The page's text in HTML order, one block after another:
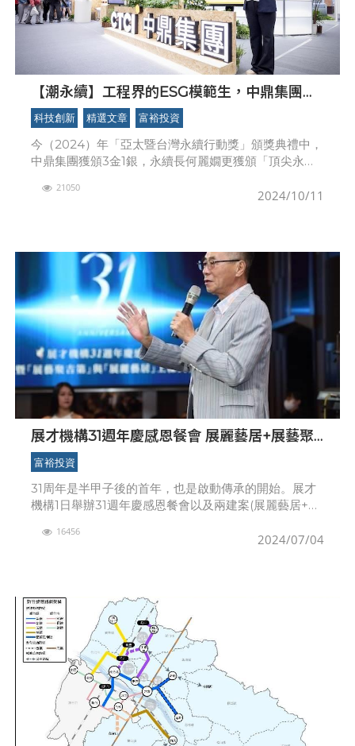
【潮永續】工程界的ESG模範生，中鼎集團以
核心本業為地球永續把關
科技創新 精選文章 富裕投資
今（2024）年「亞太暨台灣永續行動獎」頒獎典禮中，
中鼎集團獲頒3金1銀，永續長何麗嫺更獲頒「頂尖永續
得，如此耀眼成績，究竟從何得來？永續先行者創企業
2024/10/11
21050
展才機構31週年慶感恩餐會 展麗藝居+展藝聚
吉第上樑典禮
富裕投資
31周年是半甲子後的首年，也是啟動傳承的開始。展才
機構1日舉辦31週年慶感恩餐會以及兩建案(展麗藝居+展
展才機構持續精進建築專業與美學的深度與廣度，共
2024/07/04
16456